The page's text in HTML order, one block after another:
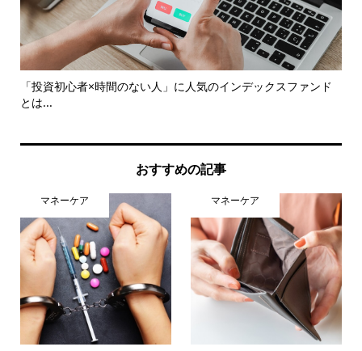
「投資初心者×時間のない人」に人気のインデックスファンド
とは...
おすすめの記事
マネーケア マネーケア